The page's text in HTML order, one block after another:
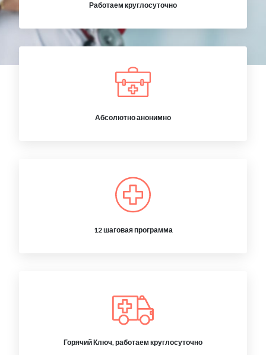
Работаем круглосуточно
Абсолютно анонимно
12 шаговая программа
Горячий Ключ, работаем круглосуточно